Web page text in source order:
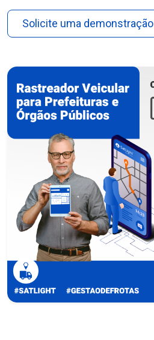
Solicite uma demonstração